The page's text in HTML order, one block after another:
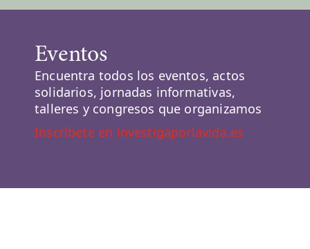
Eventos
Encuentra todos los eventos, actos
solidarios, jornadas informativas,
talleres y congresos que organizamos
Inscríbete en investigaporlavida.es